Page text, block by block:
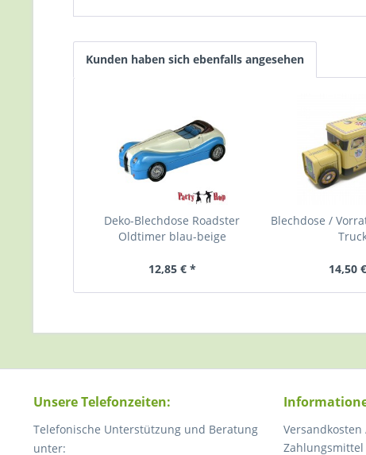
Kunden haben sich ebenfalls angesehen
Deko-Blechdose Roadster
Oldtimer blau-beige
12,85 € *
Blechdose /
14,50
Unsere Telefonzeiten:
Telefonische Unterstützung und Beratung
unter:
Zahlungsmittel